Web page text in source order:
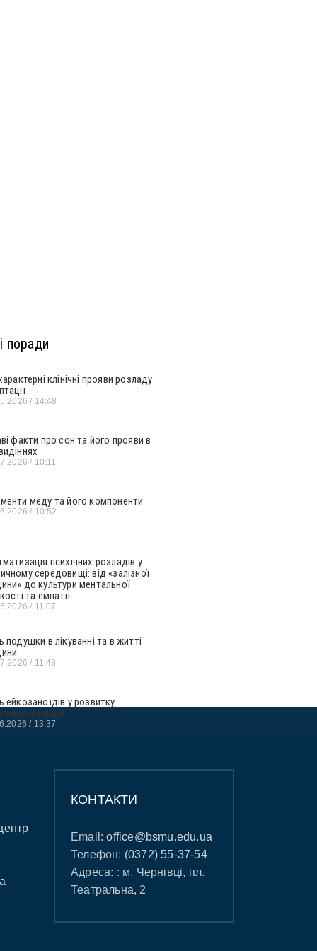
поради
клінічні прояви розладу
14:48
факти про сон та його прояви в
10:11
меду та його компоненти
10:52
психічних розладів у
середовищі: від «залізної
до культури ментальної
та емпатії
11:07
подушки в лікуванні та в житті
11:48
ейкозаноїдів у розвитку
реакцій
13:37
КОНТАКТИ
Email:office@bsmu.edu.ua
Телефон: (0372) 55-37-54
Адреса: : м. Чернівці, пл.
Театральна, 2